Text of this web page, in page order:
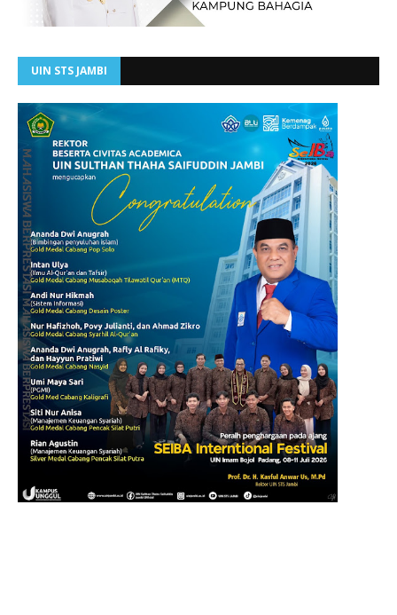
UIN STS JAMBI